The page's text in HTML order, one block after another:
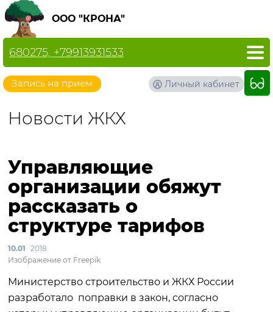
ООО "КРОНА"
Запись на прием
680275, +79913931533
Личный кабинет
Новости ЖКХ
Управляющие
организации обяжут
рассказать о
структуре тарифов
10.01 2018
Изображение от Freepik
Министерство строительство и ЖКХ России
разработало поправки в закон, согласно